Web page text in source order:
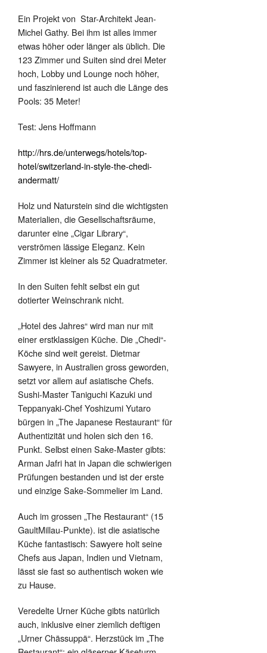
Ein Projekt von Star-Architekt Jean-
Michel Gathy. Bei ihm ist alles immer
etwas höher oder länger als üblich. Die
123 Zimmer und Suiten sind drei Meter
hoch, Lobby und Lounge noch höher,
und faszinierend ist auch die Länge des
Pools: 35 Meter!
Test: Jens Hoffmann
http://hrs.de/unterwegs/hotels/top-
hotel/switzerland-in-style-the-chedi-
andermatt/
Holz und Naturstein sind die wichtigsten
Materialien, die Gesellschaftsräume,
darunter eine „Cigar Library“,
verströmen lässige Eleganz. Kein
Zimmer ist kleiner als 52 Quadratmeter.
In den Suiten fehlt selbst ein gut
dotierter Weinschrank nicht.
„Hotel des Jahres“ wird man nur mit
einer erstklassigen Küche. Die „Chedi“-
Köche sind weit gereist. Dietmar
Sawyere, in Australien gross geworden,
setzt vor allem auf asiatische Chefs.
Sushi-Master Taniguchi Kazuki und
Teppanyaki-Chef Yoshizumi Yutaro
bürgen in „The Japanese Restaurant“ für
Authentizität und holen sich den 16.
Punkt. Selbst einen Sake-Master gibts:
Arman Jafri hat in Japan die schwierigen
Prüfungen bestanden und ist der erste
und einzige Sake-Sommelier im Land.
Auch im grossen „The Restaurant“ (15
GaultMillau-Punkte). ist die asiatische
Küche fantastisch: Sawyere holt seine
Chefs aus Japan, Indien und Vietnam,
lässt sie fast so authentisch woken wie
zu Hause.
Veredelte Urner Küche gibts natürlich
auch, inklusive einer ziemlich deftigen
„Urner Chässuppä“. Herzstück im „The